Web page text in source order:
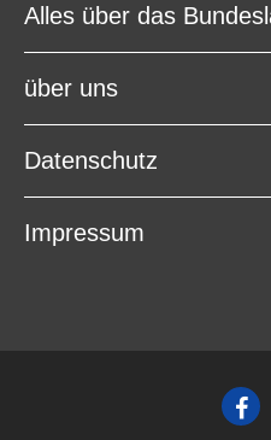
Alles über das
über uns
Datenschutz
Impressum